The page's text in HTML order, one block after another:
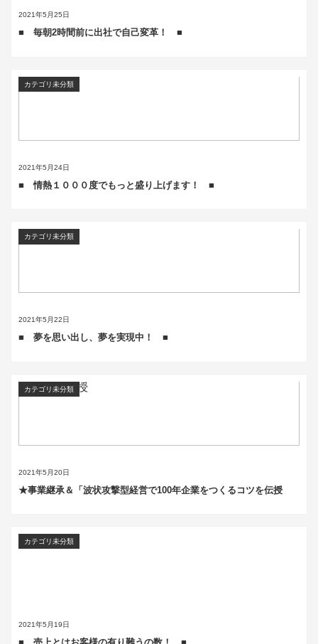
2021年5月25日
■ 毎朝2時間前に出社で自己変革！ ■
2021年5月24日
カテゴリ未分類
■ 情熱１０００度でもっと盛り上げます！ ■
2021年5月22日
カテゴリ未分類
■ 夢を思い出し、夢を実現中！ ■
2021年5月20日
カテゴリ未分類
★事業継承＆「波状攻撃型経営で100年企業をつくるコツを伝授
2021年5月19日
カテゴリ未分類